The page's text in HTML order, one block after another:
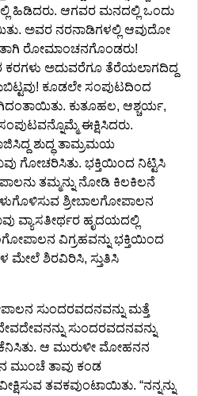
ಹಿಡಿದರು. ಆಗವರ ಮನದಲ್ಲಿ ಒಂದು
ಅವರ ನರನಾಡಿಗಳಲ್ಲಿ ಆವುದೋ
ರೋಮಾಂಚನಗೊಂಡರು!
ಅದುವರೆಗೂ ತೆರೆಯಲಾಗದಿದ್ದ
ಕೂಡಲೇ ಸಂಪುಟದಿಂದ
ಕುತೂಹಲ, ಆಶ್ಚರ್ಯ,
ಈಕ್ಷಿಸಿದರು.
ಶುದ್ಧ ತಾಮ್ರಮಯ
ಗೋಚರಿಸಿತು. ಭಕ್ತಿಯಿಂದ ನಿಟ್ಟಿಸಿ
ತಮ್ಮನ್ನು ನೋಡಿ ಕಿಲಕಿಲನೆ
ಶ್ರೀಬಾಲಗೋಪಾಲನ
ವ್ಯಾಸತೀರ್ಥರ ಹೃದಯದಲ್ಲಿ
ವಿಗ್ರಹವನ್ನು ಭಕ್ತಿಯಿಂದ
ಮೇಲೆ ಶಿರವಿರಿಸಿ, ಸ್ತುತಿಸಿ
ಸುಂದರವದನವನ್ನು ಮತ್ತೆ
ಸುಂದರವದನವನ್ನು
ಆ ಮುರುಳೀ ಮೋಹನನ
ಮುಂಚೆ ತಾವು ಕಂಡ
ತವಕವುಂಟಾಯಿತು. “ನನ್ನನ್ನು